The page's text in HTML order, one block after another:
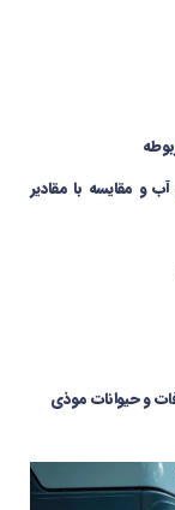
و مقایسه با مقادیر
و حیوانات موذی